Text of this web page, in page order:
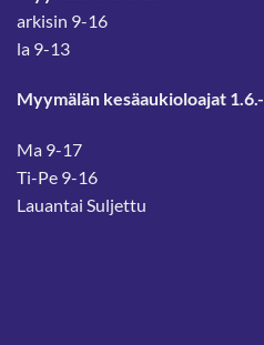
arkisin 9-16
la 9-13
Myymälän kesäaukioloajat 1.6.-
Ma 9-17
Ti-Pe 9-16
Lauantai Suljettu